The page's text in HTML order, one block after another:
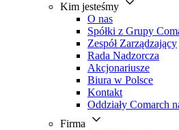
Kim jesteśmy
O nas
Spółki z Grupy
Zespół Zarządzający
Rada Nadzorcza
Akcjonariusze
Biura w Polsce
Kontakt
Oddziały Comarch
Firma